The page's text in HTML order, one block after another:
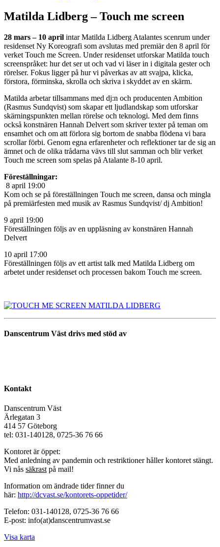
Matilda Lidberg – Touch me screen
28 mars­ – 10 april intar Matilda Lidberg Atalantes scenrum under
residenset Ny Koreografi som avslutas med premiär den 8 april för
verket Touch me Screen. Under residenset utforskar Matilda touch
screen­språket: hur det ser ut och vad vi läser in i digitala gester och
rörelser. Fokus ligger på hur vi påverkas av att svajpa, klicka,
förstora, förminska, skrolla och skriva i skyddet av en skärm.
Matilda arbetar tillsammans med dj:n och producenten Ambition
(Rasmus Sundqvist) som skapar ett ljudlandskap som utforskar
skärningspunkten mellan rörelse och teknologi. Med dem finns
också konstnären Hannah Delvert som skriver texter på teman om
ensamhet och om att förlora sig bortom de snabba flödena vi bara
scrollarförbi. Genom egna erfarenheter och reflektioner tar de sig an
ämnet och de olika trådarna vävs till slut samman och blir verket
Touch me screen som spelas på Atalante 8­-10 april.
Föreställningar:
8 april 19:00
Kom och se på föreställningen Touch me screen, dansa och mingla
på premiärfesten med musik av Rasmus Sundqvist/ dj Ambition!
9 april 19:00
Föreställningen följs av en uppläsning av konstnären Hannah
Delvert
10 april 17:00
Föreställningen följs av ett artist talk med Matilda Lidberg om
arbetet under residenset och processen bakom Touch me screen.
Danscentrum Väst drivs med stöd av
Kontakt
Danscentrum Väst
Ärlegatan 3
414 57 Göteborg
tel: 031-140128, 0725-36 76 66
Kontoret är öppet:
Med anledning av pandemin och restriktioner håller kontoret stängt.
Vi nås säkrast på mail!
Information om ändrade tider finner du
här: http://dcvast.se/kontorets-oppetider/
Telefon: 031-140128, 0725-36 76 66
E-post: info(at)danscentrumvast.se
Visa karta